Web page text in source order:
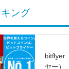
ング
bitflyer
ヤー）